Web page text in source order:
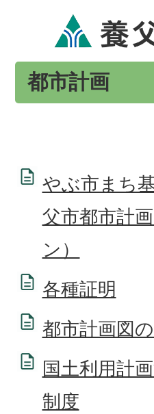
都市計画
やぶ市まち
父市都市計
ン）
各種証明
都市計画図
国土利用計
制度